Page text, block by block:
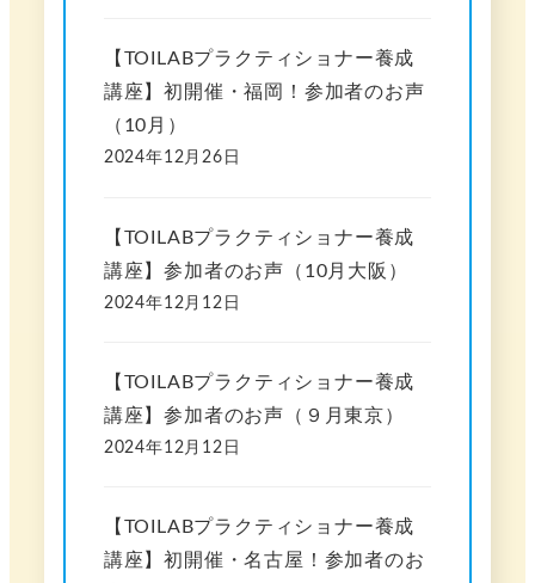
【TOILABプラクティショナー養成
講座】初開催・福岡！参加者のお声
（10月）
2024年12月26日
【TOILABプラクティショナー養成
講座】参加者のお声（10月大阪）
2024年12月12日
【TOILABプラクティショナー養成
講座】参加者のお声（９月東京）
2024年12月12日
【TOILABプラクティショナー養成
講座】初開催・名古屋！参加者のお